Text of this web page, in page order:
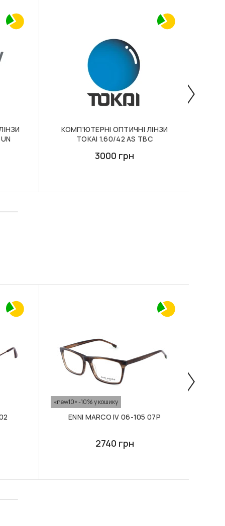
КОМП'ЮТЕРНІ ОПТИЧНІ ЛІНЗИ
TOKAI 1.60/42 AS TBC
3000 грн
«new10» -10% у кошику
ENNI MARCO IV 06-105 07P
2740 грн